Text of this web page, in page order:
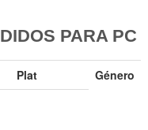
PARA PC
Plat Género